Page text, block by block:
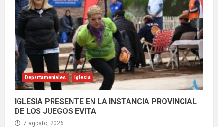
Departamentales Iglesia
IGLESIA PRESENTE EN LA INSTANCIA PROVINCIAL
DE LOS JUEGOS EVITA
7 agosto, 2026